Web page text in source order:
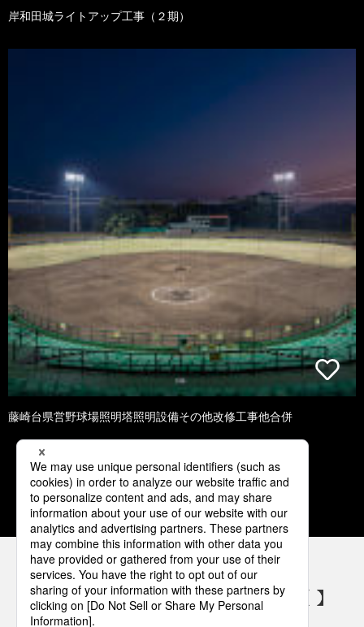
岸和田城ライトアップ工事（２期）
藤崎台県営野球場照明塔照明設備その他改修工事他合併
1 2 3 4 5
パナソニックの電気設備 SNSアカウント